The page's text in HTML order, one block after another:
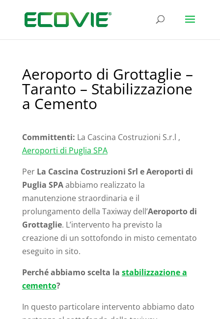
Aeroporto di Grottaglie –
Taranto – Stabilizzazione
a Cemento
Committenti: La Cascina Costruzioni S.r.l ,
Aeroporti di Puglia SPA
Per La Cascina Costruzioni Srl e Aeroporti di
Puglia SPAabbiamo realizzato la
manutenzione straordinaria e il
prolungamento della Taxiway dell’Aeroporto di
Grottaglie. L’intervento ha previsto la
creazione di un sottofondo in misto cementato
eseguito in sito.
Perché abbiamo scelta la stabilizzazione a
cemento?
In questo particolare intervento abbiamo dato